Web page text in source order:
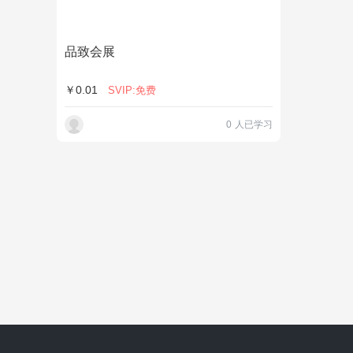
品致会展
￥0.01 SVIP:免费
0 人已学习